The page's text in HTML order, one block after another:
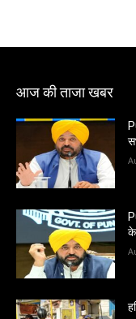
आज की ताजा खबर
के